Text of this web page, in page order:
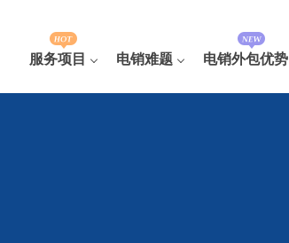
服务项目 电销难题 电销外包优势